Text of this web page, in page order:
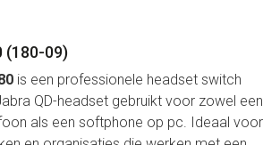
(180-09)
is een professionele headset switch
QD-headset gebruikt voor zowel een
als een softphone op pc. Ideaal voor